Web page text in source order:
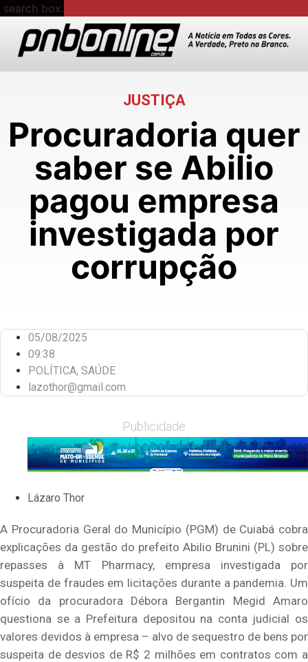
search box.
JUSTIÇA
Procuradoria quer
saber se Abilio
pagou empresa
investigada por
corrupção
05/08/2025
09:38
POLÍTICA, SAÚDE
lazothor@gmail.com
Publicidade
Lázaro Thor
A Procuradoria Geral do Município (PGM) de Cuiabá cobra
explicações da gestão do prefeito Abilio Brunini (PL) sobre
repasses à MT Pharmacy, empresa investigada por
suspeita de fraudes em licitações durante a pandemia. Um
ofício da procuradora Débora Bergantin Megid Amaro
questiona se a Prefeitura depositou na conta judicial os
valores devidos à empresa – alvo de sequestro de bens por
suspeita de desvios de R$ 2 milhões em contratos com a